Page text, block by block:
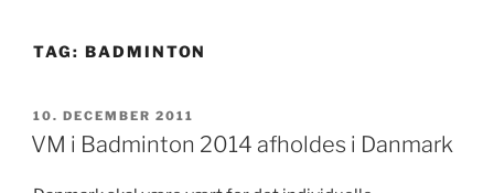
TAG: BADMINTON
UDGIVET
DEN
10. DECEMBER 2011
VM i Badminton 2014 afholdes i Danmark